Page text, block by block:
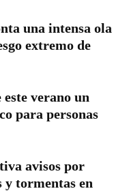
una intensa ola
extremo de
verano un
para personas
avisos por
y tormentas en